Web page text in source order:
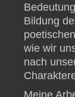
Bildung
wie wir
nach
Meine